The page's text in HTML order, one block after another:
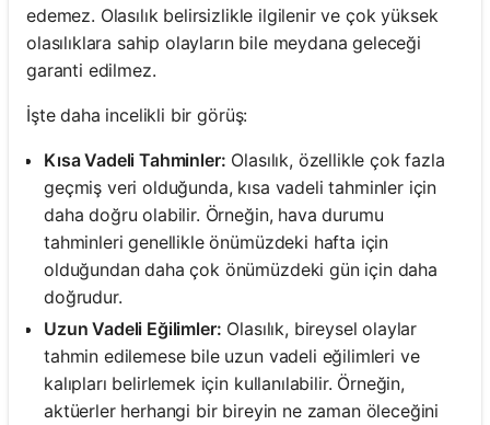
edemez. Olasılık belirsizlikle ilgilenir ve çok yüksek
olasılıklara sahip olayların bile meydana geleceği
garanti edilmez.
İşte daha incelikli bir görüş:
Kısa Vadeli Tahminler: Olasılık, özellikle çok fazla
geçmiş veri olduğunda, kısa vadeli tahminler için
daha doğru olabilir. Örneğin, hava durumu
tahminleri genellikle önümüzdeki hafta için
olduğundan daha çok önümüzdeki gün için daha
doğrudur.
Uzun Vadeli Eğilimler: Olasılık, bireysel olaylar
tahmin edilemese bile uzun vadeli eğilimleri ve
kalıpları belirlemek için kullanılabilir. Örneğin,
aktüerler herhangi bir bireyin ne zaman öleceğini